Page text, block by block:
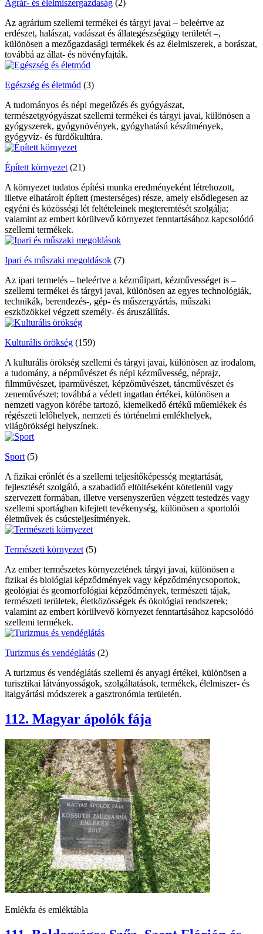
Agrár- és élelmiszergazdaság (2)
Az agrárium szellemi termékei és tárgyi javai – beleértve az
erdészet, halászat, vadászat és állategészségügy területét –,
különösen a mezőgazdasági termékek és az élelmiszerek, a borászat,
továbbá az állat- és növényfajták.
Egészség és életmód (3)
A tudományos és népi megelőzés és gyógyászat,
természetgyógyászat szellemi termékei és tárgyi javai, különösen a
gyógyszerek, gyógynövények, gyógyhatású készítmények,
gyógyvíz- és fürdőkultúra.
Épített környezet (21)
A környezet tudatos építési munka eredményeként létrehozott,
illetve elhatárolt épített (mesterséges) része, amely elsődlegesen az
egyéni és közösségi lét feltételeinek megteremtését szolgálja;
valamint az embert körülvevő környezet fenntartásához kapcsolódó
szellemi termékek.
Ipari és műszaki megoldások (7)
Az ipari termelés – beleértve a kézműipart, kézművességet is –
szellemi termékei és tárgyi javai, különösen az egyes technológiák,
technikák, berendezés-, gép- és műszergyártás, műszaki
eszközökkel végzett személy- és áruszállítás.
Kulturális örökség (159)
A kulturális örökség szellemi és tárgyi javai, különösen az irodalom,
a tudomány, a népművészet és népi kézművesség, néprajz,
filmművészet, iparművészet, képzőművészet, táncművészet és
zeneművészet; továbbá a védett ingatlan értékei, különösen a
nemzeti vagyon körébe tartozó, kiemelkedő értékű műemlékek és
régészeti lelőhelyek, nemzeti és történelmi emlékhelyek,
világörökségi helyszínek.
Sport (5)
A fizikai erőnlét és a szellemi teljesítőképesség megtartását,
fejlesztését szolgáló, a szabadidő eltöltéseként kötetlenül vagy
szervezett formában, illetve versenyszerűen végzett testedzés vagy
szellemi sportágban kifejtett tevékenység, különösen a sportolói
életművek és csúcsteljesítmények.
Természeti környezet (5)
Az ember természetes környezetének tárgyi javai, különösen a
fizikai és biológiai képződmények vagy képződménycsoportok,
geológiai és geomorfológiai képződmények, természeti tájak,
természeti területek, életközösségek és ökológiai rendszerek;
valamint az embert körülvevő környezet fenntartásához kapcsolódó
szellemi termékek.
Turizmus és vendéglátás (2)
A turizmus és vendéglátás szellemi és anyagi értékei, különösen a
turisztikai látványosságok, szolgáltatások, termékek, élelmiszer- és
italgyártási módszerek a gasztronómia területén.
112. Magyar ápolók fája
Emlékfa és emléktábla